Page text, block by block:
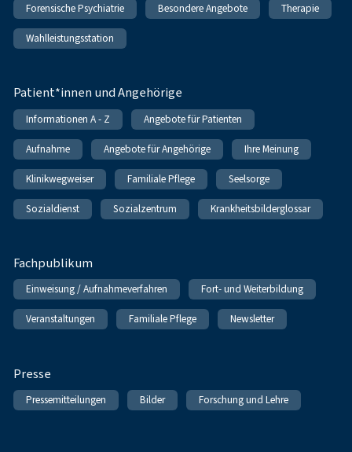
Forensische Psychiatrie Besondere Angebote Therapie
Wahlleistungsstation
Patient*innen und Angehörige
Informationen A - Z Angebote für Patienten
Aufnahme Angebote für Angehörige Ihre Meinung
Klinikwegweiser Familiale Pflege Seelsorge
Sozialdienst Sozialzentrum Krankheitsbilderglossar
Fachpublikum
Einweisung / Aufnahmeverfahren Fort- und Weiterbildung
Veranstaltungen Familiale Pflege Newsletter
Presse
Pressemitteilungen Bilder Forschung und Lehre